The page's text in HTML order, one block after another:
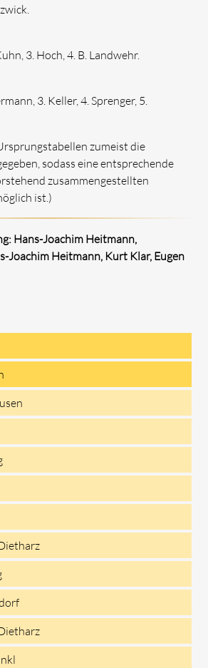
3. Hoch, 4. B. Landwehr.
3. Keller, 4. Sprenger, 5.
zumeist die
sodass eine entsprechende
zusammengestellten
ist.)
Hans-Joachim Heitmann,
Joachim Heitmann, Kurt Klar, Eugen